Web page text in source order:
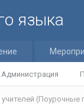
языка
Администрация